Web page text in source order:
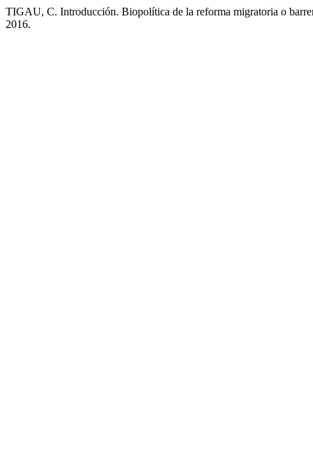
TIGAU, C. Introducción. Biopolítica de la reforma migratoria o
2016.